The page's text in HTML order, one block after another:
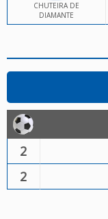
CHUTEIRA DE
DIAMANTE
2
2